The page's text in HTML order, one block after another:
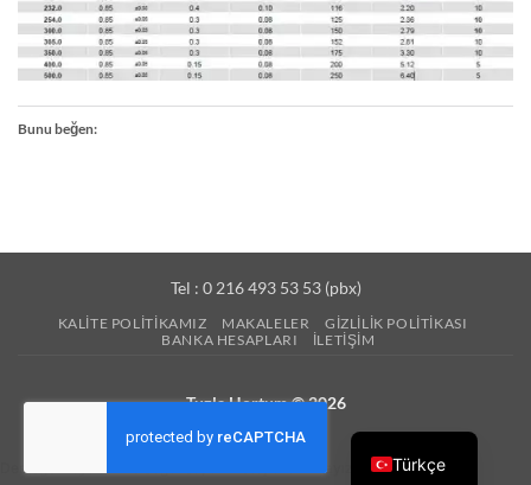
Bunu beğen:
Tel : 0 216 493 53 53 (pbx)
KALITE POLITIKAMIZ MAKALELER
GIZLILIK POLITIKASI
BANKA HESAPLARI
İLETIŞIM
Tuzla Hortum © 2026
Desteğe ihtiyacınız olduğunda, bir mesaj uzaklıktayız. Türkçe